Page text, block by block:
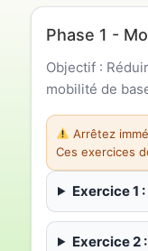
Phase 1 -
Objectif :
mobilité de
Arrêtez
Ces exercices
Exercice 1
Exercice 2